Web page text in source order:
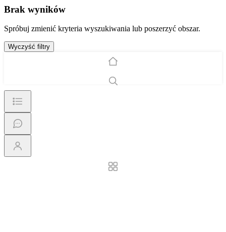
Brak wyników
Spróbuj zmienić kryteria wyszukiwania lub poszerzyć obszar.
Wyczyść filtry